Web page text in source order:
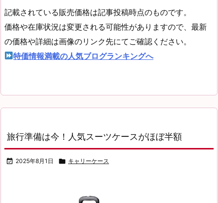
記載されている販売価格は記事投稿時点のものです。
価格や在庫状況は変更される可能性がありますので、最新
の価格や詳細は画像のリンク先にてご確認ください。
特価情報満載の人気ブログランキングへ
旅行準備は今！人気スーツケースがほぼ半額
 2025年8月1日  キャリーケース